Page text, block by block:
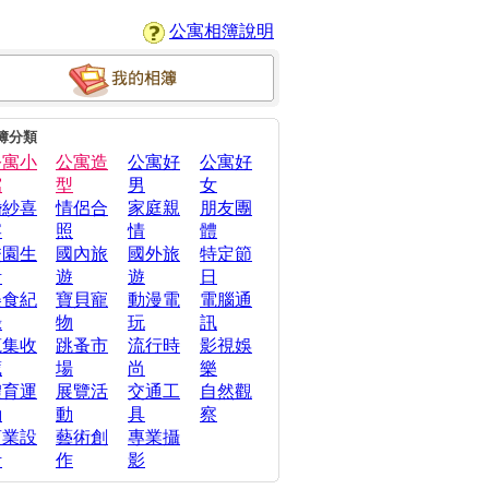
公寓相簿說明
分類
小
公寓造
型
公寓好
男
公寓好
女
喜
情侶合
照
家庭親
情
朋友團
體
生
國內旅
遊
國外旅
遊
特定節
日
紀
寶貝寵
物
動漫電
玩
電腦通
訊
收
跳蚤市
場
流行時
尚
影視娛
樂
運
展覽活
動
交通工
具
自然觀
察
設
藝術創
作
專業攝
影